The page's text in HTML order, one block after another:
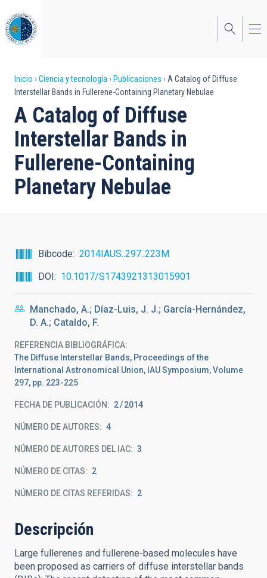
al
contenido
principal
Sobrescribir
enlaces
de
ayuda
a
la
Inicio Ciencia y tecnología Publicaciones
A Catalog of Diffuse
Interstellar Bands in Fullerene-Containing Planetary Nebulae
A Catalog of Diffuse
Interstellar Bands in
Fullerene-Containing
Planetary Nebulae
Bibcode
2014IAUS..297..223M
DOI
10.1017/S1743921313015901
Manchado, A.; Díaz-Luis, J. J.; García-Hernández,
D. A.; Cataldo, F.
REFERENCIA BIBLIOGRÁFICA
The Diffuse Interstellar Bands, Proceedings of the
International Astronomical Union, IAU Symposium, Volume
297, pp. 223-225
FECHA DE PUBLICACIÓN: 2 2014
NÚMERO DE AUTORES 4
NÚMERO DE AUTORES DEL IAC 3
NÚMERO DE CITAS 2
NÚMERO DE CITAS REFERIDAS 2
Descripción
Large fullerenes and fullerene-based molecules have
been proposed as carriers of diffuse interstellar bands